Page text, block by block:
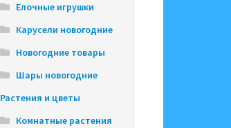
Елочные игрушки
Карусели новогодние
Новогодние товары
Шары новогодние
Растения и цветы
Комнатные растения